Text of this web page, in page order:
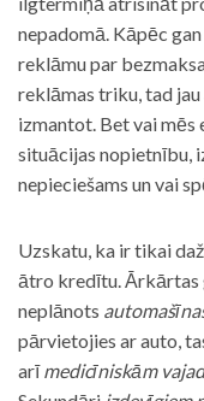
nepadomā. Kāpēc
reklāmu par
reklāmas triku, tad
izmantot. Bet vai mēs
situācijas nopietnību,
nepieciešams un vai
Uzskatu, ka ir tikai
ātro kredītu. Ārkārtas
neplānots
pārvietojies ar auto,
arīmedicīniskām